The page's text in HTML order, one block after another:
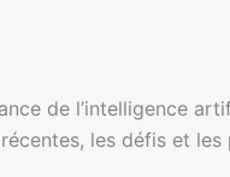
de l’intelligence
les défis et les